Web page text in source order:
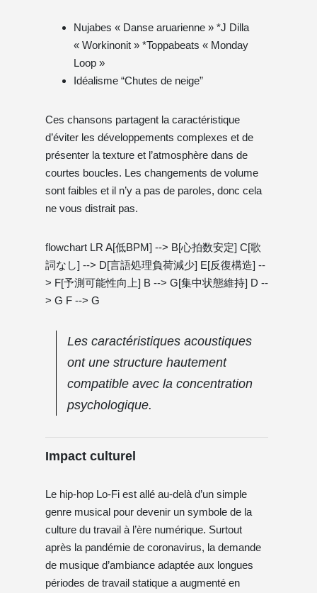
Nujabes « Danse aruarienne » *J Dilla
« Workinonit » *Toppabeats « Monday
Loop »
Idéalisme “Chutes de neige”
Ces chansons partagent la caractéristique
d’éviter les développements complexes et de
présenter la texture et l’atmosphère dans de
courtes boucles. Les changements de volume
sont faibles et il n’y a pas de paroles, donc cela
ne vous distrait pas.
flowchart LR A[低BPM] --> B[心拍数安定] C[歌
詞なし] --> D[言語処理負荷減少] E[反復構造] --
> F[予測可能性向上] B --> G[集中状態維持] D --
> G F --> G
Les caractéristiques acoustiques
ont une structure hautement
compatible avec la concentration
psychologique.
Impact culturel
Le hip-hop Lo-Fi est allé au-delà d’un simple
genre musical pour devenir un symbole de la
culture du travail à l’ère numérique. Surtout
après la pandémie de coronavirus, la demande
de musique d’ambiance adaptée aux longues
périodes de travail statique a augmenté en